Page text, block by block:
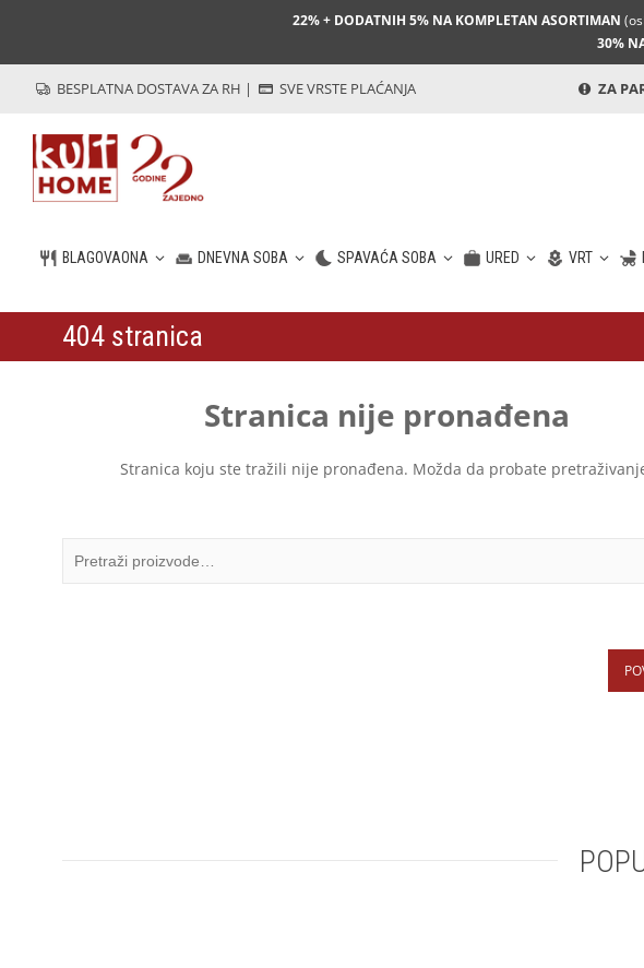
22% + DODATNIH 5% NA KOMPLETAN ASORTIMAN
30%
BESPLATNA DOSTAVA ZA RH | SVE VRSTE PLAĆANJA ZA
BLAGOVAONA DNEVNA SOBA SPAVAĆA SOBA URED VRT
HR
404 stranica
Stranica nije pronađena
Stranica koju ste tražili nije pronađena. Možda da probate